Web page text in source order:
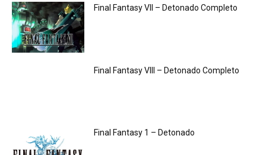
Final Fantasy VII – Detonado Completo
Final Fantasy VIII – Detonado Completo
Final Fantasy 1 – Detonado